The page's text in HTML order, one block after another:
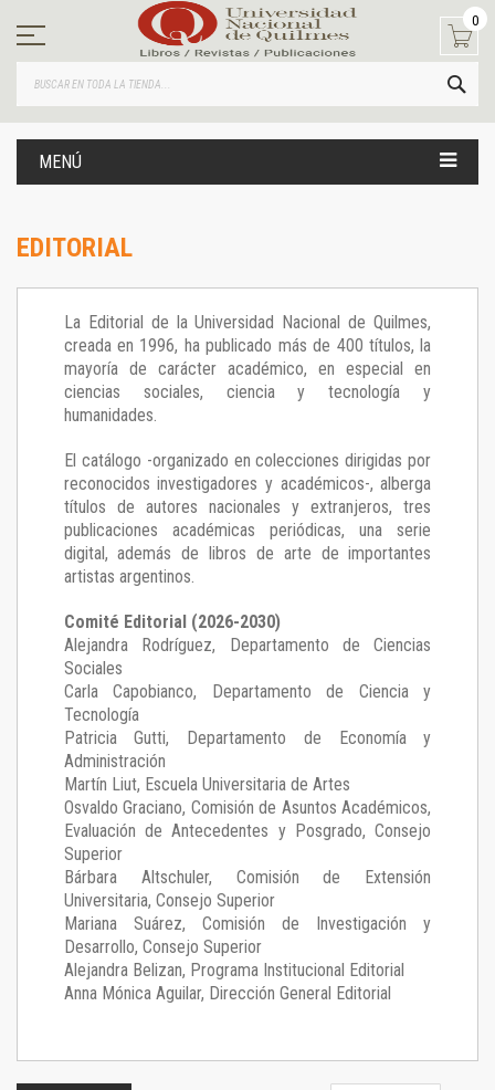
contenido
0
MENÚ
EDITORIAL
La Editorial de la Universidad Nacional de Quilmes,
creada en 1996, ha publicado más de 400 títulos, la
mayoría de carácter académico, en especial en
ciencias sociales, ciencia y tecnología y
humanidades.
El catálogo -organizado en colecciones dirigidas por
reconocidos investigadores y académicos-, alberga
títulos de autores nacionales y extranjeros, tres
publicaciones académicas periódicas, una serie
digital, además de libros de arte de importantes
artistas argentinos.
Comité Editorial (2026-2030)
Alejandra Rodríguez, Departamento de Ciencias
Sociales
Carla Capobianco, Departamento de Ciencia y
Tecnología
Patricia Gutti, Departamento de Economía y
Administración
Martín Liut, Escuela Universitaria de Artes
Osvaldo Graciano, Comisión de Asuntos Académicos,
Evaluación de Antecedentes y Posgrado, Consejo
Superior
Bárbara Altschuler, Comisión de Extensión
Universitaria, Consejo Superior
Mariana Suárez, Comisión de Investigación y
Desarrollo, Consejo Superior
Alejandra Belizan, Programa Institucional Editorial
Anna Mónica Aguilar, Dirección General Editorial